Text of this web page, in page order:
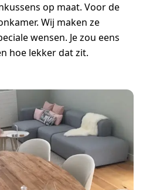
op maat. Voor de
Wij maken ze
wensen. Je zou eens
hoe lekker dat zit.